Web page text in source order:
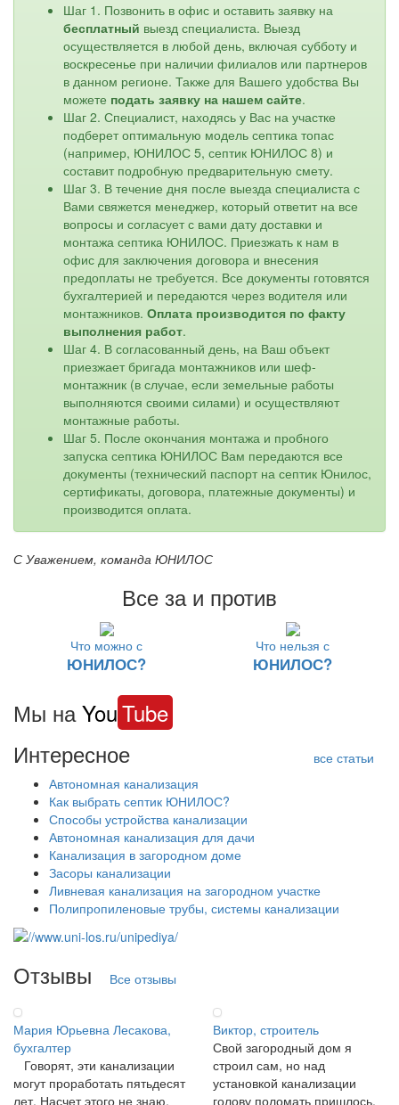
Шаг 1. Позвонить в офис и оставить заявку на
бесплатный выезд специалиста. Выезд
осуществляется в любой день, включая субботу и
воскресенье при наличии филиалов или партнеров
в данном регионе. Также для Вашего удобства Вы
можете подать заявку на нашем сайте.
Шаг 2. Специалист, находясь у Вас на участке
подберет оптимальную модель септика топас
(например, ЮНИЛОС 5, септик ЮНИЛОС 8) и
составит подробную предварительную смету.
Шаг 3. В течение дня после выезда специалиста с
Вами свяжется менеджер, который ответит на все
вопросы и согласует с вами дату доставки и
монтажа септика ЮНИЛОС. Приезжать к нам в
офис для заключения договора и внесения
предоплаты не требуется. Все документы готовятся
бухгалтерией и передаются через водителя или
монтажников. Оплата производится по факту
выполнения работ.
Шаг 4. В согласованный день, на Ваш объект
приезжает бригада монтажников или шеф-
монтажник (в случае, если земельные работы
выполняются своими силами) и осуществляют
монтажные работы.
Шаг 5. После окончания монтажа и пробного
запуска септика ЮНИЛОС Вам передаются все
документы (технический паспорт на септик Юнилос,
сертификаты, договора, платежные документы) и
производится оплата.
С Уважением, команда ЮНИЛОС
Все за и против
Что можно с
ЮНИЛОС?
Что нельзя с
ЮНИЛОС?
Мы наYouTube
все статьи
Интересное
Автономная канализация
Как выбрать септик ЮНИЛОС?
Способы устройства канализации
Автономная канализация для дачи
Канализация в загородном доме
Засоры канализации
Ливневая канализация на загородном участке
Полипропиленовые трубы, системы канализации
Отзывы Все отзывы
Мария Юрьевна Лесакова,
бухгалтер
Говорят, эти канализации
могут проработать пятьдесят
лет. Насчет этого не знаю,
Виктор, строитель
Свой загородный дом я
строил сам, но над
установкой канализации
голову поломать пришлось.